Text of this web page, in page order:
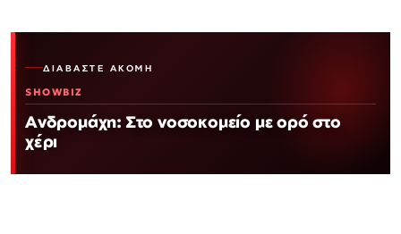
ΔΙΑΒΆΣΤΕ ΑΚΌΜΗ
SHOWBIZ
Ανδρομάχη: Στο νοσοκομείο με ορό στο
χέρι